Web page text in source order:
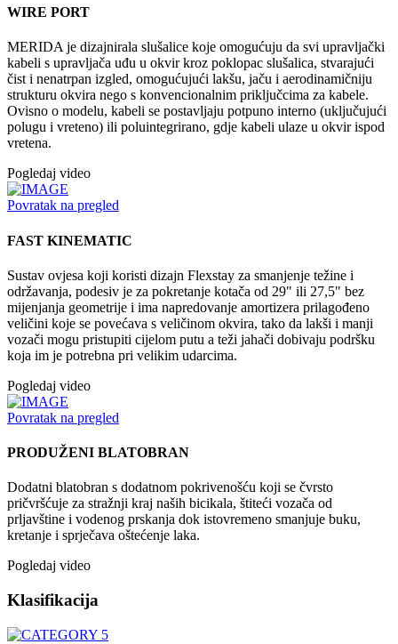
WIRE PORT
MERIDA je dizajnirala slušalice koje omogućuju da svi upravljački
kabeli s upravljača uđu u okvir kroz poklopac slušalica, stvarajući
čist i nenatrpan izgled, omogućujući lakšu, jaču i aerodinamičniju
strukturu okvira nego s konvencionalnim priključcima za kabele.
Ovisno o modelu, kabeli se postavljaju potpuno interno (uključujući
polugu i vreteno) ili poluintegrirano, gdje kabeli ulaze u okvir ispod
vretena.
Pogledaj video
Povratak na pregled
FAST KINEMATIC
Sustav ovjesa koji koristi dizajn Flexstay za smanjenje težine i
održavanja, podesiv je za pokretanje kotača od 29" ili 27,5" bez
mijenjanja geometrije i ima napredovanje amortizera prilagođeno
veličini koje se povećava s veličinom okvira, tako da lakši i manji
vozači mogu pristupiti cijelom putu a teži jahači dobivaju podršku
koja im je potrebna pri velikim udarcima.
Pogledaj video
Povratak na pregled
PRODUŽENI BLATOBRAN
Dodatni blatobran s dodatnom pokrivenošću koji se čvrsto
pričvršćuje za stražnji kraj naših bicikala, štiteći vozača od
prljavštine i vodenog prskanja dok istovremeno smanjuje buku,
kretanje i sprječava oštećenje laka.
Pogledaj video
Klasifikacija